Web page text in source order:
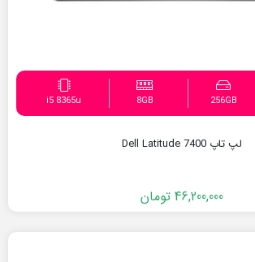
256GB
8GB
i5 8365u
لپ تاپ Dell Latitude 7400
46,200,000 تومان